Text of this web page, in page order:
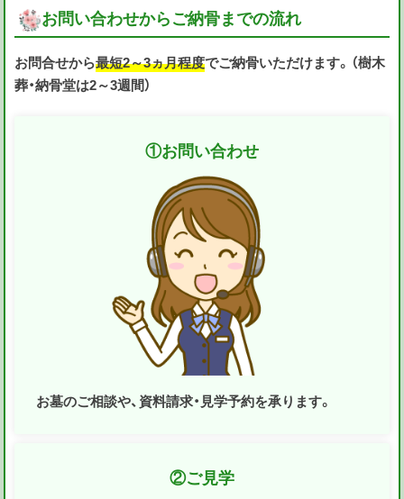
お問い合わせからご納骨までの流れ
お問合せから最短2～3ヵ月程度でご納骨いただけます。（樹木
葬・納骨堂は2～3週間）
①お問い合わせ
お墓のご相談や、資料請求・見学予約を承ります。
②ご見学